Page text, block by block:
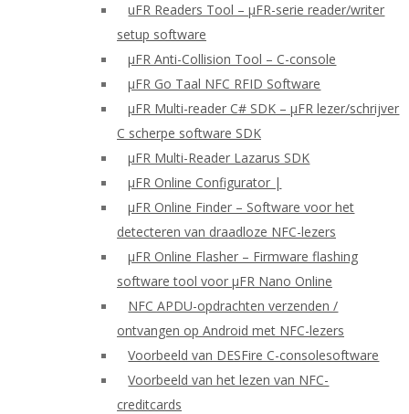
uFR Readers Tool – μFR-serie reader/writer
setup software
μFR Anti-Collision Tool – C-console
μFR Go Taal NFC RFID Software
μFR Multi-reader C# SDK – μFR lezer/schrijver
C scherpe software SDK
μFR Multi-Reader Lazarus SDK
μFR Online Configurator |
μFR Online Finder – Software voor het
detecteren van draadloze NFC-lezers
μFR Online Flasher – Firmware flashing
software tool voor μFR Nano Online
NFC APDU-opdrachten verzenden /
ontvangen op Android met NFC-lezers
Voorbeeld van DESFire C-consolesoftware
Voorbeeld van het lezen van NFC-
creditcards